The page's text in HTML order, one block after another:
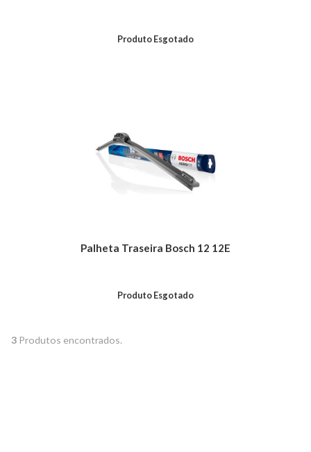
Produto Esgotado
Palheta Traseira Bosch 12 12E
Produto Esgotado
3 Produtos encontrados.